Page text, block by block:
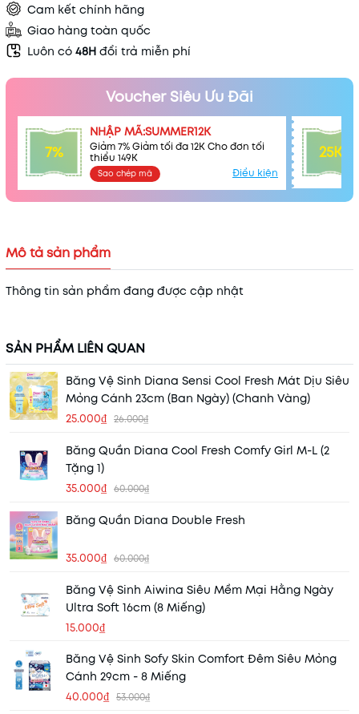
Cam kết chính hãng
Giao hàng toàn quốc
Luôn có 48H đổi trả miễn phí
Voucher Siêu Ưu Đãi
7%
NHẬP MÃ:SUMMER12K
Giảm 7% Giảm tối đa 12K Cho đơn tối
thiểu 149K
Sao chép mã Điều kiện
25K
Mô tả sản phẩm
Thông tin sản phẩm đang được cập nhật
SẢN PHẨM LIÊN QUAN
Băng Vệ Sinh Diana Sensi Cool Fresh Mát Dịu Siêu
Mỏng Cánh 23cm (Ban Ngày) (Chanh Vàng)
25.000₫ 26.000₫
Băng Quần Diana Cool Fresh Comfy Girl M-L (2
Tặng 1)
35.000₫ 60.000₫
Băng Quần Diana Double Fresh
35.000₫ 60.000₫
Băng Vệ Sinh Aiwina Siêu Mềm Mại Hằng Ngày
Ultra Soft 16cm (8 Miếng)
15.000₫
Băng Vệ Sinh Sofy Skin Comfort Đêm Siêu Mỏng
Cánh 29cm - 8 Miếng
40.000₫ 53.000₫